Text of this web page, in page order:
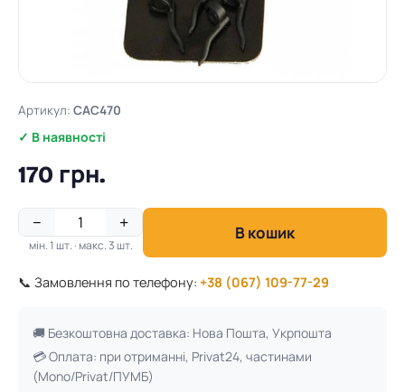
Артикул: CAC470
✓ В наявності
170 грн.
− +
мін. 1 шт. · макс. 3 шт.
В кошик
📞 Замовлення по телефону: +38 (067) 109-77-29
🚚 Безкоштовна доставка: Нова Пошта, Укрпошта
💳 Оплата: при отриманні, Privat24, частинами
(Mono/Privat/ПУМБ)